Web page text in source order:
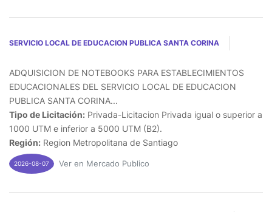
SERVICIO LOCAL DE EDUCACION PUBLICA SANTA CORINA
ADQUISICION DE NOTEBOOKS PARA ESTABLECIMIENTOS
EDUCACIONALES DEL SERVICIO LOCAL DE EDUCACION
PUBLICA SANTA CORINA...
Tipo de Licitación: Privada-Licitacion Privada igual o superior a
1000 UTM e inferior a 5000 UTM (B2).
Región: Region Metropolitana de Santiago
2026-08-07 Ver en Mercado Publico